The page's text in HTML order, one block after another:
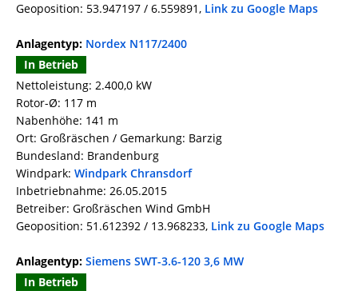
Geoposition: 53.947197 / 6.559891, Link zu Google Maps
Anlagentyp: Nordex N117/2400
In Betrieb
Nettoleistung: 2.400,0 kW
Rotor-Ø: 117 m
Nabenhöhe: 141 m
Ort: Großräschen / Gemarkung: Barzig
Bundesland: Brandenburg
Windpark: Windpark Chransdorf
Inbetriebnahme: 26.05.2015
Betreiber: Großräschen Wind GmbH
Geoposition: 51.612392 / 13.968233, Link zu Google Maps
Anlagentyp: Siemens SWT-3.6-120 3,6 MW
In Betrieb